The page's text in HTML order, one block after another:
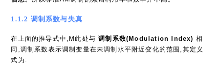
1.1.2 调制系数与失真
在上面的推导式中,M此处与调制系数(Modulation Index) 相
同,调制系数表示调制变量在未调制水平附近变化的范围,其定义
式为: